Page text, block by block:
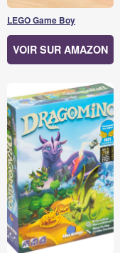
LEGO Game Boy
VOIR SUR AMAZON